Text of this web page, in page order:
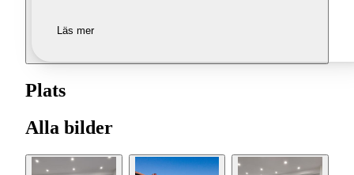
Läs mer
Plats
Alla bilder